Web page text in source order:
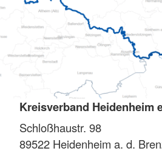
Kreisverband Heidenheim
Schloßhaustr. 98
89522 Heidenheim a. d.